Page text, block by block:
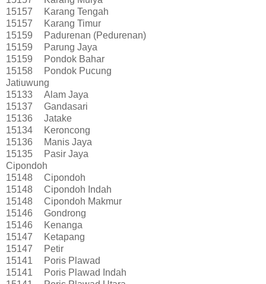
15157
Karang Tengah
15157
Karang Timur
15159
Padurenan (Pedurenan)
15159
Parung Jaya
15159
Pondok Bahar
15158
Pondok Pucung
Jatiuwung
15133
Alam Jaya
15137
Gandasari
15136
Jatake
15134
Keroncong
15136
Manis Jaya
15135
Pasir Jaya
Cipondoh
15148
Cipondoh
15148
Cipondoh Indah
15148
Cipondoh Makmur
15146
Gondrong
15146
Kenanga
15147
Ketapang
15147
Petir
15141
Poris Plawad
15141
Poris Plawad Indah